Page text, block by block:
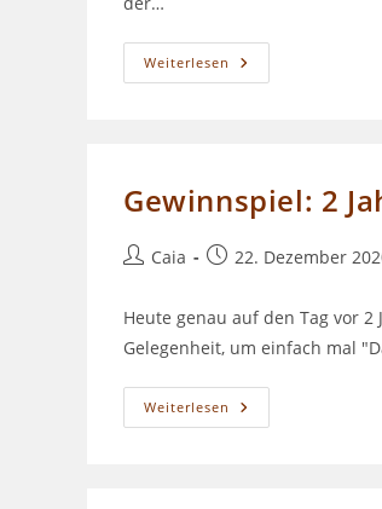
Weiterlesen Episode
088
Gewinnspiel: 2
Beitrags-
Caia
Beitrag22. Dezember
Heute genau auf den Tag vor
Gelegenheit, um einfach mal
Weiterlesen Gewinnspiel:
2